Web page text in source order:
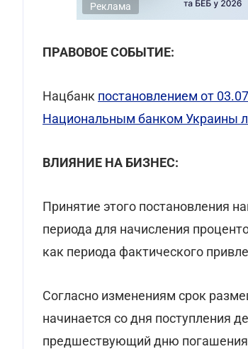
Реклама
ПРАВОВОЕ СОБЫТИЕ:
Нацбанк постановлением от
Национальным банком Украины
ВЛИЯНИЕ НА БИЗНЕС:
Принятие этого постановления
периода для начисления
как периода фактического
Согласно изменениям срок
начинается со дня поступления
предшествующий дню погашения